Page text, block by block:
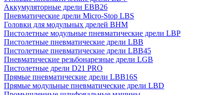
Аккумуляторные дрели EBB26
Пневматические дрели Micro-Stop LBS
Головки для модульных дрелей BHM
Пистолетные модульные пневматические дрели LBP
Пистолетные пневматические дрели LBB
Пистолетные пневматические дрели LBB45
Пневматические резьбонарезные дрели LGB
Пистолетные дрели D21 PRO
Прямые пневматические дрели LBB16S
Прямые модульные пневматические дрели LBD